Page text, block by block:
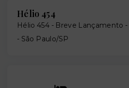
Hélio 454
Hélio 454 - Breve Lançamento -
- São Paulo/SP